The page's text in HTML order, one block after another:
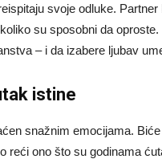
svoje odluke.
su sposobni da
– i da izabere ljubav
istine
snažnim emocijama.
reći ono što su godinama